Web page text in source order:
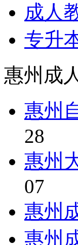
成人
专升
惠州成
惠州
28
惠州
07
惠州
惠州